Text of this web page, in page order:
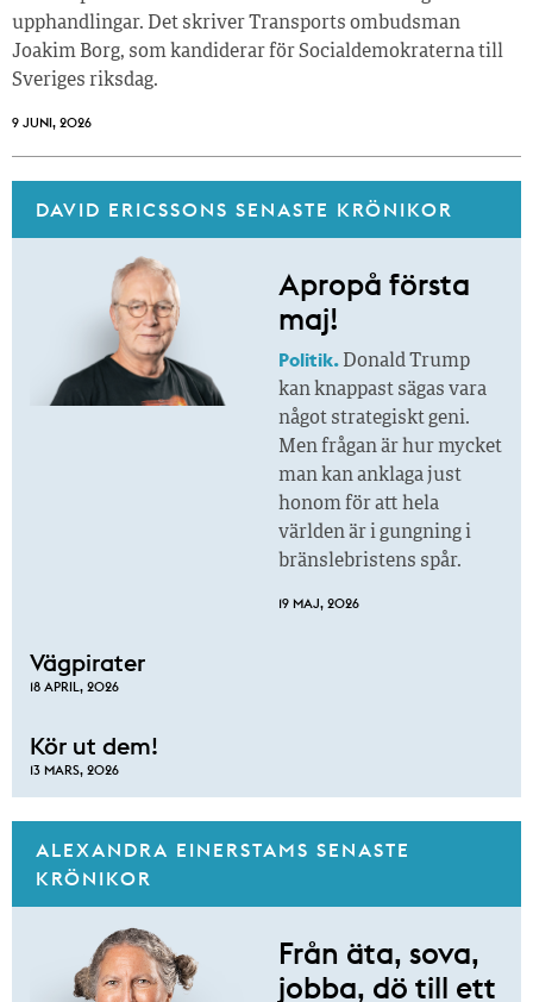
upphandlingar. Det skriver Transports ombudsman
Joakim Borg, som kandiderar för Socialdemokraterna till
Sveriges riksdag.
9 JUNI, 2026
DAVID ERICSSONS SENASTE KRÖNIKOR
Apropå första
maj!
Politik. Donald Trump
kan knappast sägas vara
något strategiskt geni.
Men frågan är hur mycket
man kan anklaga just
honom för att hela
världen är i gungning i
bränslebristens spår.
19 MAJ, 2026
Vägpirater
18 APRIL, 2026
Kör ut dem!
13 MARS, 2026
ALEXANDRA EINERSTAMS SENASTE
KRÖNIKOR
Från äta, sova,
jobba, dö till ett